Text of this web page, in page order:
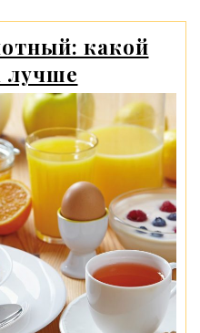
вам
понравятся»
какой
лучше